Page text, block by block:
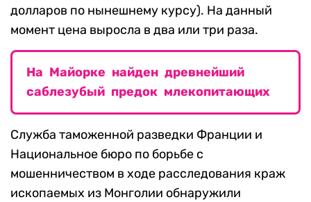
долларов по нынешнему курсу). На данный
момент цена выросла в два или три раза.
На Майорке найден древнейший
саблезубый предок млекопитающих
Служба таможенной разведки Франции и
Национальное бюро по борьбе с
мошенничеством в ходе расследования краж
ископаемых из Монголии обнаружили